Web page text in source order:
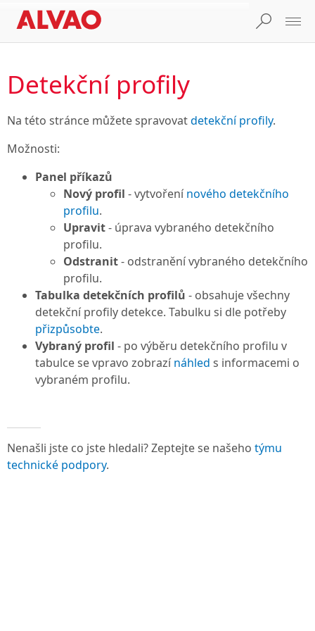
Detekční profily
Na této stránce můžete spravovatdetekční profily.
Možnosti:
Panel příkazů
Nový profil - vytvoření nového detekčního
profilu.
Upravit- úprava vybraného detekčního
profilu.
Odstranit- odstranění vybraného detekčního
profilu.
Tabulka detekčních profilů - obsahuje všechny
detekční profily detekce. Tabulku si dle potřeby
přizpůsobte.
Vybraný profil - po výběru detekčního profilu v
tabulce se vpravo zobrazí náhled s informacemi o
vybraném profilu.
Nenašli jste co jste hledali? Zeptejte se našeho týmu
technické podpory.